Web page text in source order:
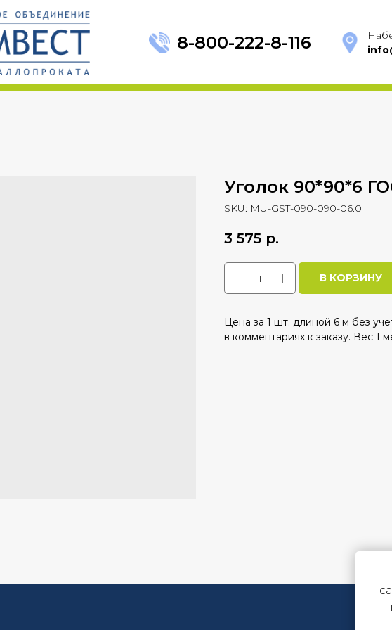
8-800-222-8-116
Уголок 90*90*6
SKU: MU-GST-090-090-06.0
3 575 р.
В КОРЗИНУ
Цена за 1 шт. длиной 6 м без
в комментариях к заказу. Вес 1